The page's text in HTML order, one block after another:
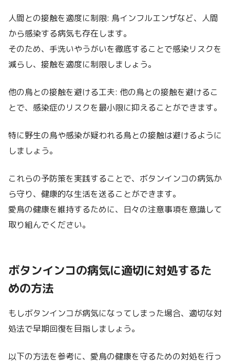
人間との接触を適度に制限: 鳥インフルエンザなど、人間
から感染する病気も存在します。
そのため、手洗いやうがいを徹底することで感染リスクを
減らし、接触を適度に制限しましょう。
他の鳥との接触を避ける工夫: 他の鳥との接触を避けるこ
とで、感染症のリスクを最小限に抑えることができます。
特に野生の鳥や感染が疑われる鳥との接触は避けるように
しましょう。
これらの予防策を実践することで、ボタンインコの病気か
ら守り、健康的な生活を送ることができます。
愛鳥の健康を維持するために、日々の注意事項を意識して
取り組んでください。
ボタンインコの病気に適切に対処するた
めの方法
もしボタンインコが病気になってしまった場合、適切な対
処法で早期回復を目指しましょう。
以下の方法を参考に、愛鳥の健康を守るための対処を行っ